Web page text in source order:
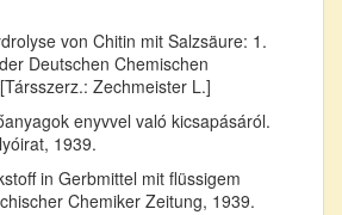
von Chitin mit Salzsäure: 1.
Deutschen Chemischen
Zechmeister L.]
enyvvel való kicsapásáról.
1939.
in Gerbmittel mit flüssigem
Chemiker Zeitung, 1939.